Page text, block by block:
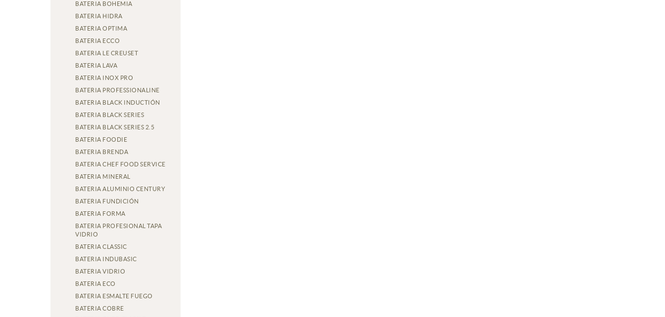
BATERIA BOHEMIA
BATERIA HIDRA
BATERIA OPTIMA
BATERIA ECCO
BATERIA LE CREUSET
BATERIA LAVA
BATERIA INOX PRO
BATERIA PROFESSIONALINE
BATERIA BLACK INDUCTIÓN
BATERIA BLACK SERIES
BATERIA BLACK SERIES 2.5
BATERIA FOODIE
BATERIA BRENDA
BATERIA CHEF FOOD SERVICE
BATERIA MINERAL
BATERIA ALUMINIO CENTURY
BATERIA FUNDICIÓN
BATERIA FORMA
BATERIA PROFESIONAL TAPA
VIDRIO
BATERIA CLASSIC
BATERIA INDUBASIC
BATERIA VIDRIO
BATERIA ECO
BATERIA ESMALTE FUEGO
BATERIA COBRE